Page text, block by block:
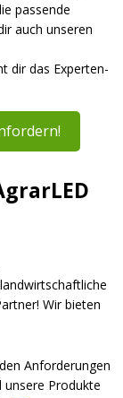
passende
auch unseren
dir das Experten-
Wir bieten
Anforderungen
Produkte